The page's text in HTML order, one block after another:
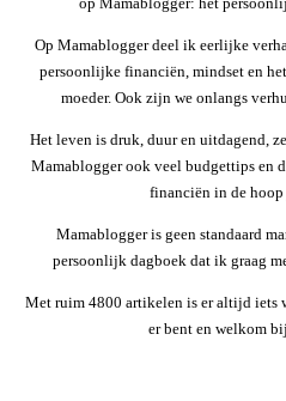
Op Mamablogger deel ik eerlijke
persoonlijke financiën, mindset en
moeder. Ook zijn we onlangs
Het leven is druk, duur en uitdagend,
Mamablogger ook veel budgettips en
financiën in de
Mamablogger is geen standaard
persoonlijk dagboek dat ik graag
Met ruim 4800 artikelen is er altijd iets
er bent en welkom